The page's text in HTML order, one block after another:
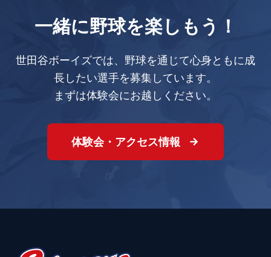
一緒に野球を楽しもう！
世田谷ボーイズでは、野球を通じて心身ともに成
長したい選手を募集しています。
まずは体験会にお越しください。
体験会・アクセス情報